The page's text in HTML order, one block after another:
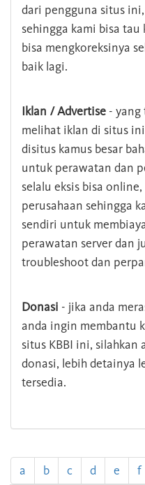
dari pengguna situs
sehingga kami bisa
bisa mengkoreksinya
baik lagi.
Iklan / Advertise - yang
melihat iklan di situs
disitus kamus besar
untuk perawatan dan
selalu eksis bisa
perusahaan sehingga
sendiri untuk
perawatan server dan
troubleshoot dan
Donasi - jika anda
anda ingin membantu
situs KBBI ini,
donasi, lebih detainya
tersedia.
a b c d e f